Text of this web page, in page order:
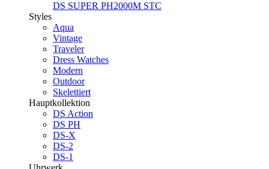
DS SUPER PH2000M STC
Styles
Aqua
Vintage
Traveler
Dress Watches
Modern
Outdoor
Skelettiert
Hauptkollektion
DS Action
DS PH
DS-X
DS-2
DS-1